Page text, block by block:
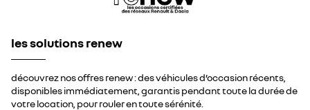
les solutions renew
découvrez nos offres renew : des véhicules d’occasion récents,
disponibles immédiatement, garantis pendant toute la durée de
votre location, pour rouler en toute sérénité.